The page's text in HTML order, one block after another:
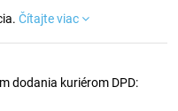
Čítajte viac
dodania kuriérom DPD: